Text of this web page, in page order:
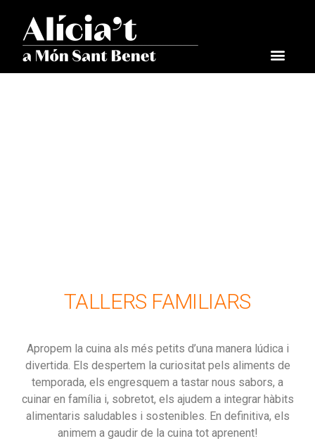
TALLERS FAMILIARS
Apropem la cuina als més petits d’una manera lúdica i
divertida. Els despertem la curiositat pels aliments de
temporada, els engresquem a tastar nous sabors, a
cuinar en família i, sobretot, els ajudem a integrar hàbits
alimentaris saludables i sostenibles. En definitiva, els
animem a gaudir de la cuina tot aprenent!